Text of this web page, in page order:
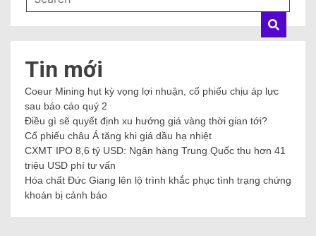
Tin mới
Coeur Mining hụt kỳ vọng lợi nhuận, cổ phiếu chịu áp lực
sau báo cáo quý 2
Điều gì sẽ quyết định xu hướng giá vàng thời gian tới?
Cổ phiếu châu Á tăng khi giá dầu hạ nhiệt
CXMT IPO 8,6 tỷ USD: Ngân hàng Trung Quốc thu hơn 41
triệu USD phí tư vấn
Hóa chất Đức Giang lên lộ trình khắc phục tình trạng chứng
khoán bị cảnh báo